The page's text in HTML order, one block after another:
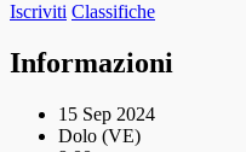
Iscriviti Classifiche
Informazioni
15 Sep 2024
Dolo (VE)